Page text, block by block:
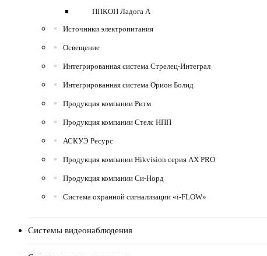
ППКОП Ладога А
Источники электропитания
Освещение
Интегрированная система Стрелец-Интеграл
Интегрированная система Орион Болид
Продукция компании Ритм
Продукция компании Стелс НПП
АСКУЭ Ресурс
Продукция компании Hikvision серия AX PRO
Продукция компании Си-Норд
Система охранной сигнализации «i-FLOW»
Системы видеонаблюдения